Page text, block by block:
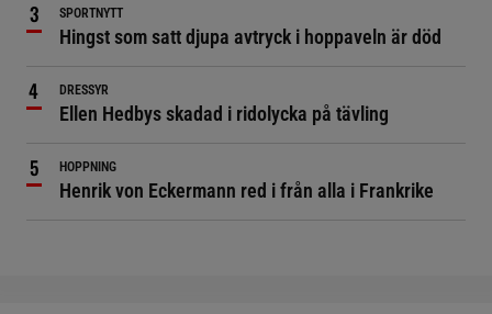
SPORTNYTT
Hingst som satt djupa avtryck i hoppaveln är död
DRESSYR
Ellen Hedbys skadad i ridolycka på tävling
HOPPNING
Henrik von Eckermann red i från alla i Frankrike